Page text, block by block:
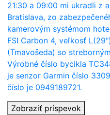
21:30 a 09:00 mi ukradli z
Bratislava, zo
kamerovým systémom
FSI Carbon 4, veľkosť
(Tmavošeda) so
Výrobné číslo bycikla
je senzor Garmin číslo
číslo je 0949189721.
Zobraziť príspevok